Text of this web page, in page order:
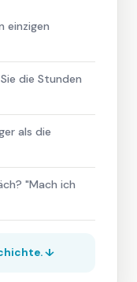
einzigen
die Stunden
als die
"Mach ich
↓